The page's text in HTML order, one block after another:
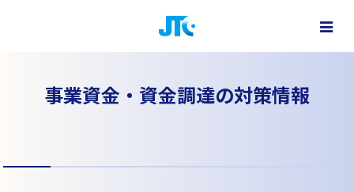
株式会社 JTC - 名古屋・大阪・東京をはじめ全国対応
事業資金・資金調達の対策情報